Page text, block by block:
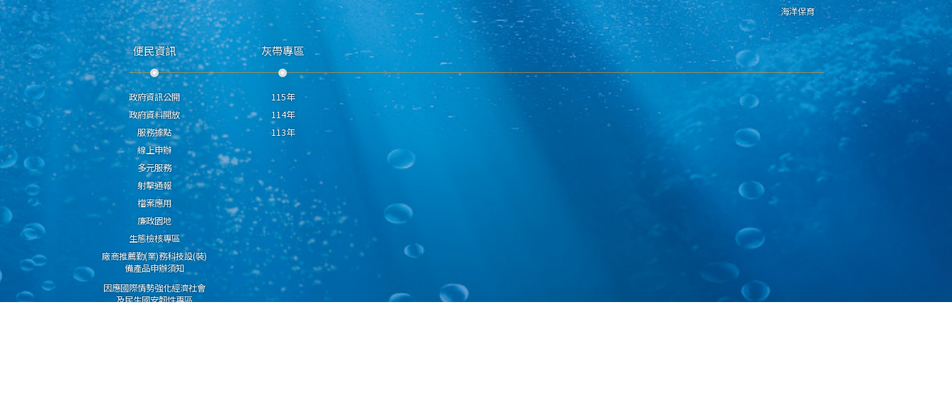
海洋保育
便民資訊
政府資訊公開
政府資料開放
服務據點
線上申辦
多元服務
射擊通報
檔案應用
廉政園地
生態檢核專區
廠商推薦勤(業)務科技設(裝)
備產品申辦須知
因應國際情勢強化經濟社會
及民生國安韌性專區
灰帶專區
115年
114年
113年